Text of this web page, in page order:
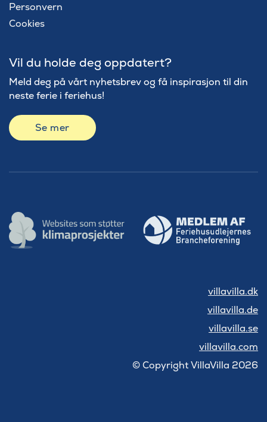
Personvern
Cookies
Vil du holde deg oppdatert?
Meld deg på vårt nyhetsbrev og få inspirasjon til din
neste ferie i feriehus!
Se mer
villavilla.dk
villavilla.de
villavilla.se
villavilla.com
© Copyright VillaVilla 2026